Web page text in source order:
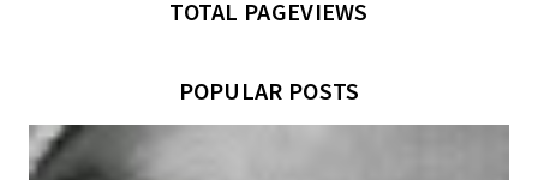
TOTAL PAGEVIEWS
POPULAR POSTS